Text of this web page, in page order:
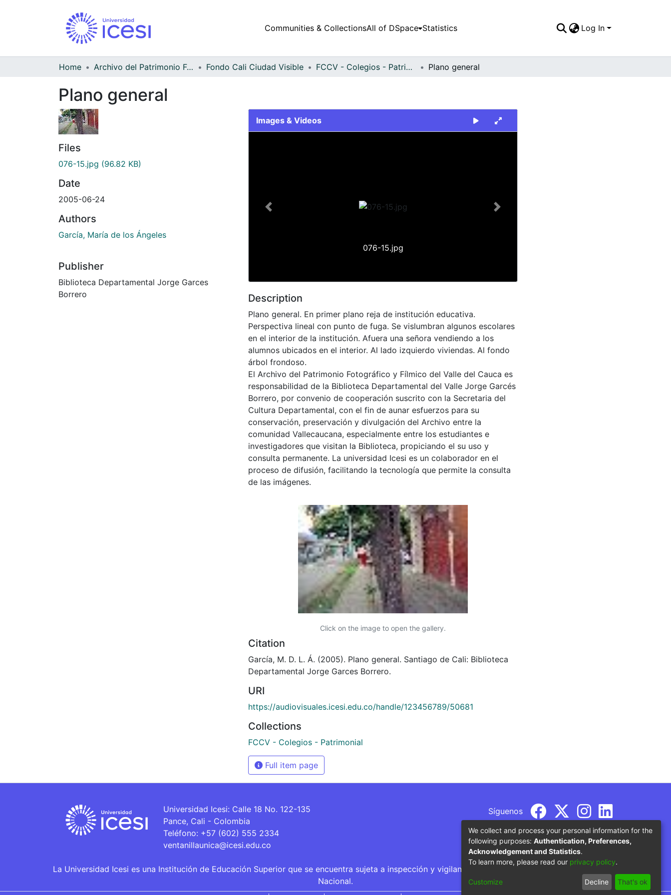
Communities & CollectionsAll of DSpace Statistics Log In
Home Archivo del Patrimonio Fotográfico y Fílmico del Valle del Cauca Fondo Cali Ciudad Visible FCCV - Colegios - Patrimonial Plano general
Plano general
Files
076-15.jpg (96.82 KB)
Date
2005-06-24
Authors
García, María de los Ángeles
Publisher
Biblioteca Departamental Jorge Garces
Borrero
Images & Videos
076-15.jpg
Previous Next
Description
Plano general. En primer plano reja de institución educativa.
Perspectiva lineal con punto de fuga. Se vislumbran algunos escolares
en el interior de la institución. Afuera una señora vendiendo a los
alumnos ubicados en el interior. Al lado izquierdo viviendas. Al fondo
árbol frondoso.
El Archivo del Patrimonio Fotográfico y Fílmico del Valle del Cauca es
responsabilidad de la Biblioteca Departamental del Valle Jorge Garcés
Borrero, por convenio de cooperación suscrito con la Secretaria del
Cultura Departamental, con el fin de aunar esfuerzos para su
conservación, preservación y divulgación del Archivo entre la
comunidad Vallecaucana, especialmente entre los estudiantes e
investigadores que visitan la Biblioteca, propiciando el su uso y
consulta permanente. La universidad Icesi es un colaborador en el
proceso de difusión, facilitando la tecnología que permite la consulta
de las imágenes.
Click on the image to open the gallery.
Citation
García, M. D. L. Á. (2005). Plano general. Santiago de Cali: Biblioteca
Departamental Jorge Garces Borrero.
URI
https://audiovisuales.icesi.edu.co/handle/123456789/50681
Collections
FCCV - Colegios - Patrimonial
Full item page
Universidad Icesi: Calle 18 No. 122-135
Pance, Cali - Colombia
Teléfono: +57 (602) 555 2334
ventanillaunica@icesi.edu.co
Síguenos
La Universidad Icesi es una Institución de Educación Superior que se encuentra sujeta a inspección y vigilancia por parte del Ministerio de Educación
Nacional.
We collect and process your personal information for the
following purposes: Authentication, Preferences,
Acknowledgement and Statistics.
To learn more, please read our privacy policy.
Customize Decline That's ok